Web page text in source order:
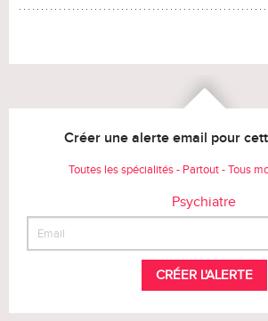
Créer une alerte email pour
Toutes les spécialités - Partout - Tous
Psychiatre
CRÉER L'ALERTE